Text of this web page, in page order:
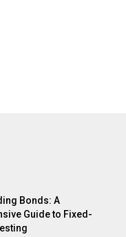
Bonds: A
Guide to Fixed-